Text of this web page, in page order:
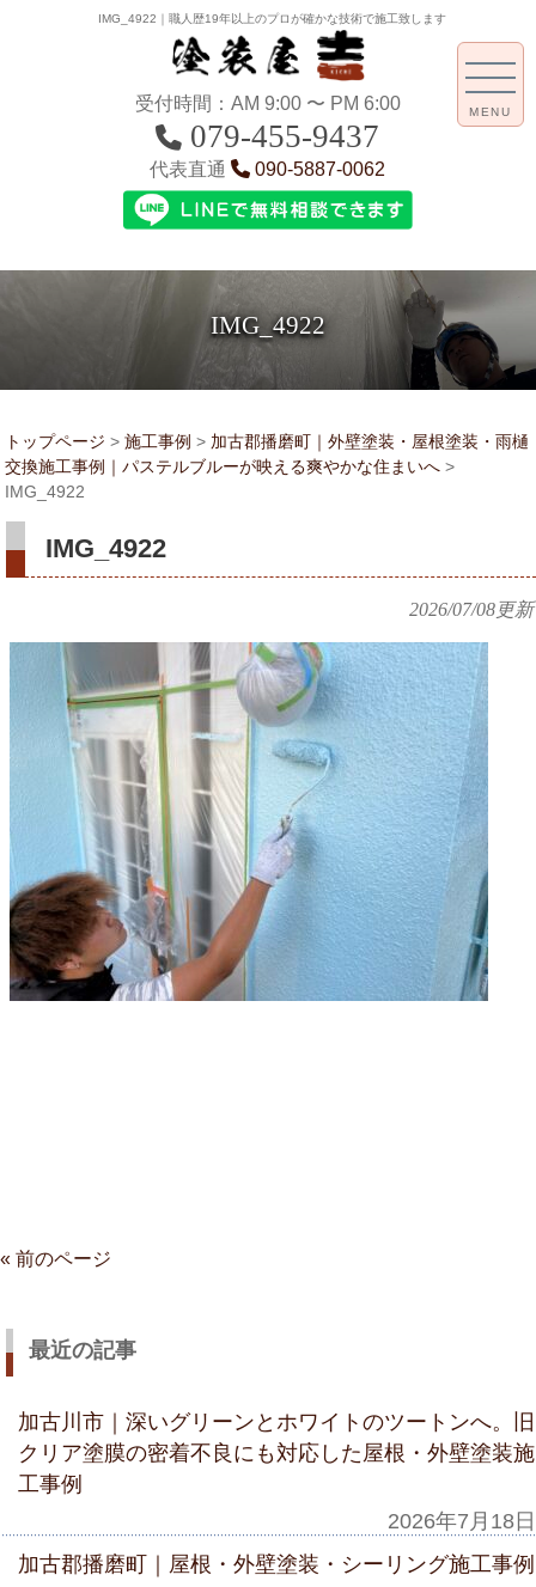
IMG_4922｜職人歴19年以上のプロが確かな技術で施工致します
受付時間：AM 9:00 〜 PM 6:00
079-455-9437
代表直通 090-5887-0062
IMG_4922
MENU
トップページ > 施工事例 > 加古郡播磨町｜外壁塗装・屋根塗装・雨樋
交換施工事例｜パステルブルーが映える爽やかな住まいへ >
IMG_4922
IMG_4922
2026/07/08更新
« 前のページ
最近の記事
加古川市｜深いグリーンとホワイトのツートンへ。旧
クリア塗膜の密着不良にも対応した屋根・外壁塗装施
工事例
2026年7月18日
加古郡播磨町｜屋根・外壁塗装・シーリング施工事例